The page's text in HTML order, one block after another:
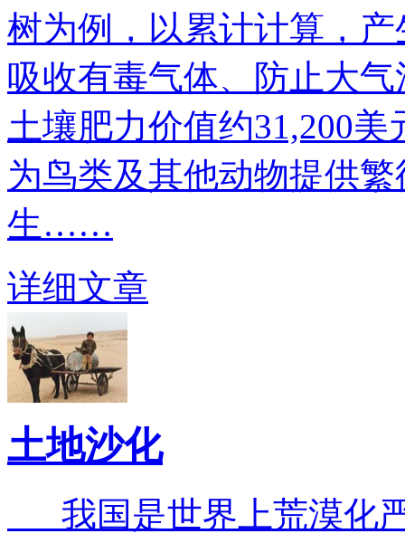
树为例，以累计计算，
吸收有毒气体、防止大
土壤肥力价值约31,200
为鸟类及其他动物提供
生……
详细文章
土地沙化
我国是世界上荒漠化